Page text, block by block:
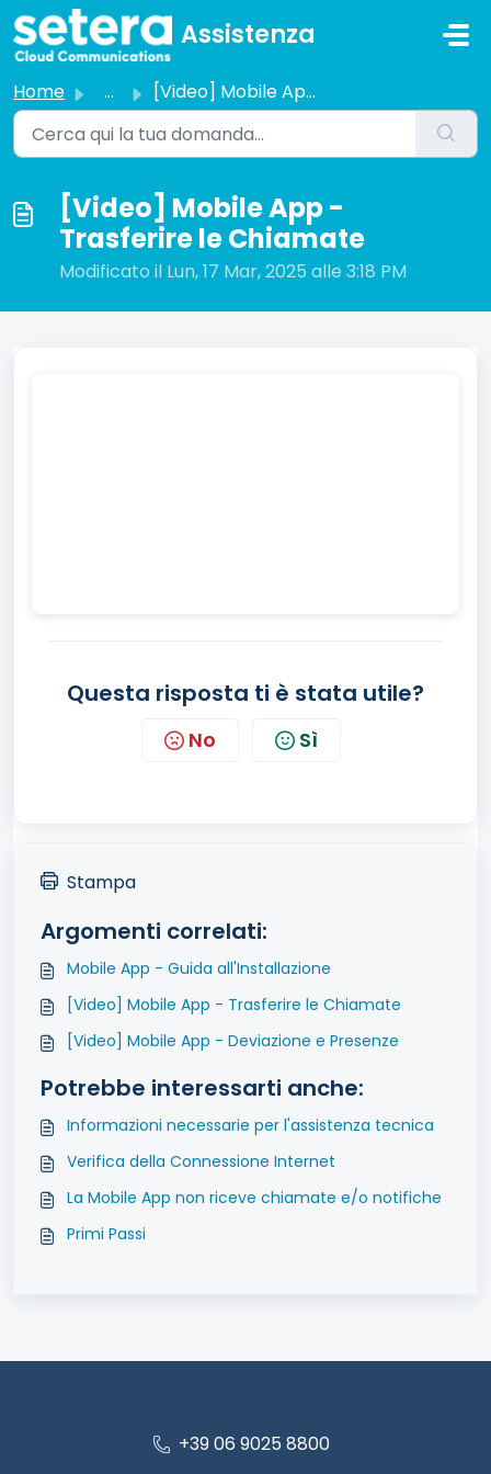
Salta al contenuto principale
Assistenza
Home ... [Video] Mobile App - Trasferire le Chiamate
[Video] Mobile App -
Trasferire le Chiamate
Modificato il Lun, 17 Mar, 2025 alle 3:18 PM
Questa risposta ti è stata utile?
No Sì
Stampa
Argomenti correlati:
Mobile App - Guida all'Installazione
[Video] Mobile App - Trasferire le Chiamate
[Video] Mobile App - Deviazione e Presenze
Potrebbe interessarti anche:
Informazioni necessarie per l'assistenza tecnica
Verifica della Connessione Internet
La Mobile App non riceve chiamate e/o notifiche
Primi Passi
+39 06 9025 8800